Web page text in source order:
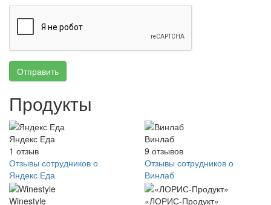
Отправить
Продукты
Яндекс Еда
1 отзыв
Отзывы сотрудников о
Яндекс Еда
Винлаб
9 отзывов
Отзывы сотрудников о
Винлаб
Winestyle
«ЛОРИС-Продукт»